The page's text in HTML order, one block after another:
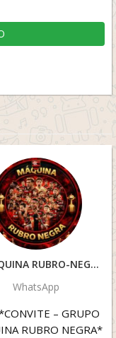
RUBRO-NEGRA
WhatsApp
– GRUPO
RUBRO NEGRA*